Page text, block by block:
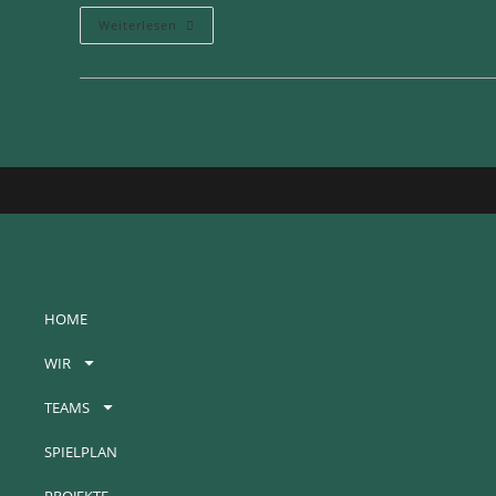
Weiterlesen
HOME
WIR
TEAMS
SPIELPLAN